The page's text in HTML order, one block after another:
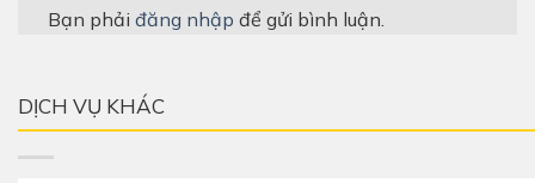
Bạn phải đăng nhập để gửi bình luận.
DỊCH VỤ KHÁC